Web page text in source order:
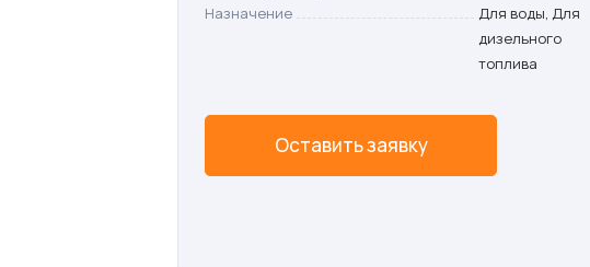
Назначение
Для воды, Для
дизельного
топлива
Оставить заявку